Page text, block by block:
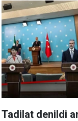
Tadilat denildi